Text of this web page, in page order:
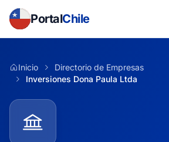
PortalChile
Inicio
Directorio de Empresas
Inversiones Dona Paula Ltda